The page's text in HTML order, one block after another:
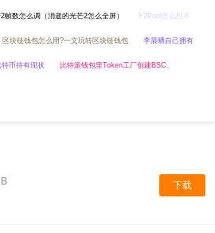
帧数怎么调（消逝的光芒2怎么全屏） F2Pool怎么打不
区块链钱包怎么用?一文玩转区块链钱包 李晨晒自己拥有
币持有现状 比特派钱包里Token工厂创建BSC、
下载